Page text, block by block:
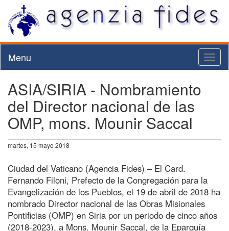
Menu
ASIA/SIRIA - Nombramiento
del Director nacional de las
OMP, mons. Mounir Saccal
martes, 15 mayo 2018
Ciudad del Vaticano (Agencia Fides) – El Card.
Fernando Filoni, Prefecto de la Congregación para la
Evangelización de los Pueblos, el 19 de abril de 2018 ha
nombrado Director nacional de las Obras Misionales
Pontificias (OMP) en Siria por un periodo de cinco años
(2018-2023), a Mons. Mounir Saccal, de la Eparquía